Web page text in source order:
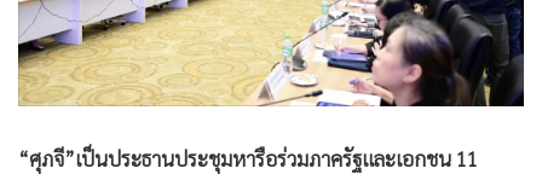
“ศุภจี”เป็นประธานประชุมหารือร่วมภาครัฐและเอกชน 11